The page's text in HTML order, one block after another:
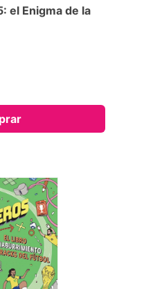
el Enigma de la